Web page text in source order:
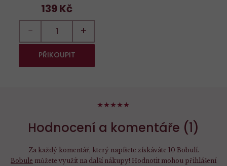
139 Kč
− +
PŘIKOUPIT
Hodnocení a komentáře (1)
100%
Za každý komentář, který napíšete získáváte 10 Bobulí.
Bobule můžete využít na další nákupy! Hodnotit mohou přihlášení